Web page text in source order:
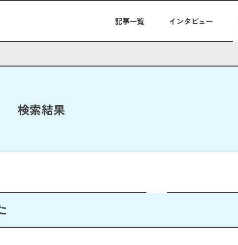
記事一覧 インタビュー
検索結果